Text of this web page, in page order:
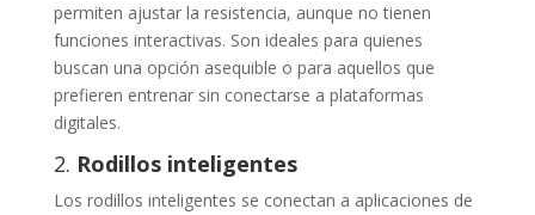
permiten ajustar la resistencia, aunque no tienen
funciones interactivas. Son ideales para quienes
buscan una opción asequible o para aquellos que
prefieren entrenar sin conectarse a plataformas
digitales.
2. Rodillos inteligentes
Los rodillos inteligentes se conectan a aplicaciones de